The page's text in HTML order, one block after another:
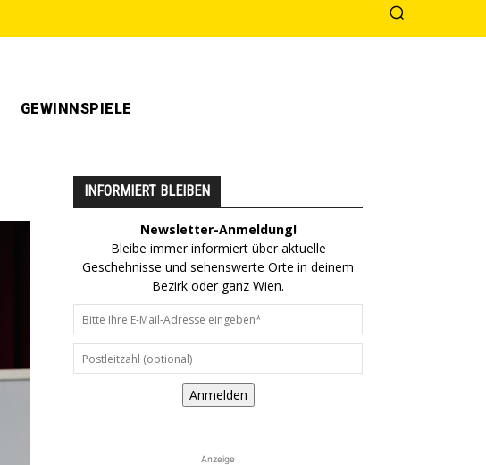
GEWINNSPIELE
INFORMIERT BLEIBEN
Newsletter-Anmeldung!
Bleibe immer informiert über aktuelle
Geschehnisse und sehenswerte Orte in deinem
Bezirk oder ganz Wien.
Anmelden
Anzeige